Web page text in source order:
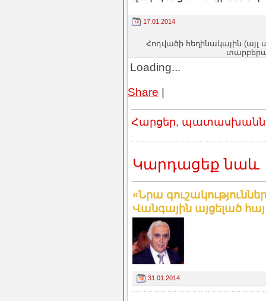
17.01.2014
Հոդվածի հեղինակային (այլ
Loading...
Share |
Հարցեր,
Կարդացեք նաև
«Նրա
Վանգային այցելած
31.01.2014